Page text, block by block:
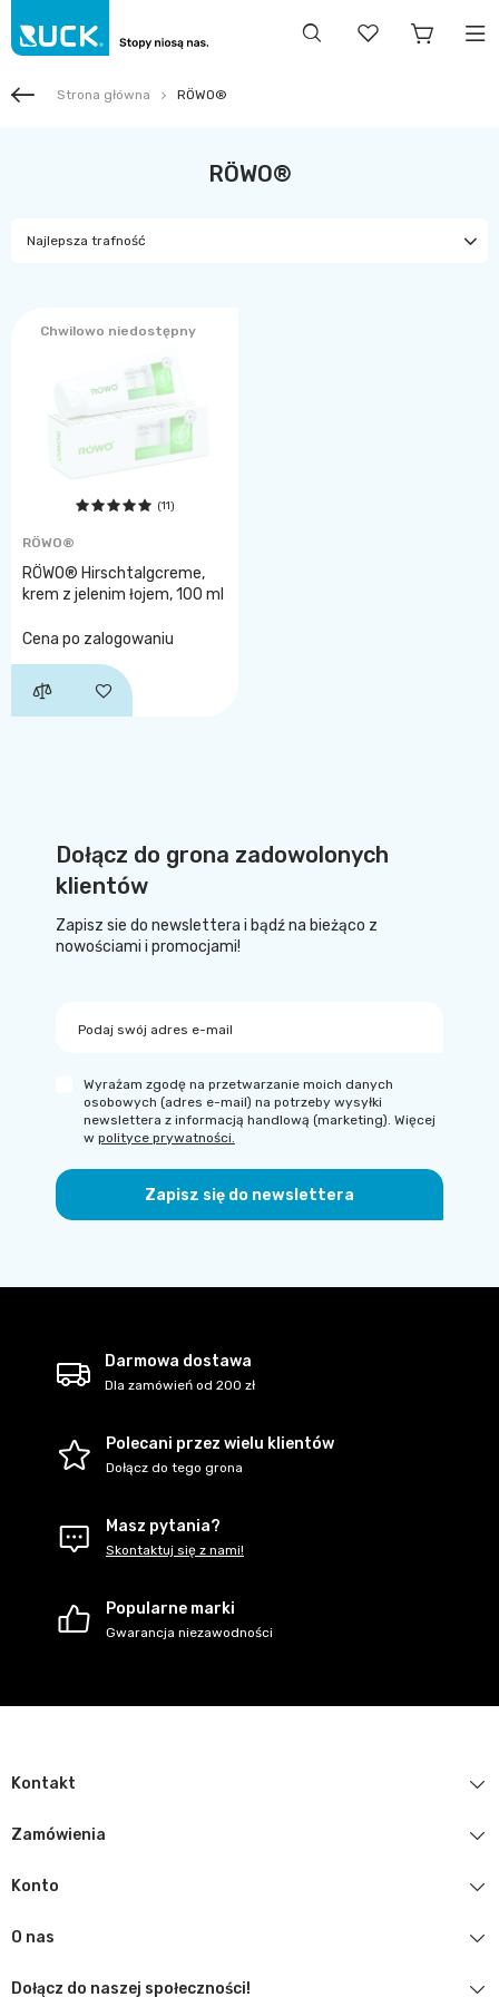
Strona główna RÖWO®
RÖWO®
Najlepsza trafność
Chwilowo niedostępny
(11)
RÖWO®
RÖWO® Hirschtalgcreme,
krem z jelenim łojem, 100 ml
Cena po zalogowaniu
Dołącz do grona zadowolonych
klientów
Zapisz sie do newslettera i bądź na bieżąco z
nowościami i promocjami!
Podaj swój adres e-mail
Zapisz się do newslettera
Wyrażam zgodę na przetwarzanie moich danych
osobowych (adres e-mail) na potrzeby wysyłki
newslettera z informacją handlową (marketing). Więcej
w polityce prywatności.
Darmowa dostawa
Dla zamówień od 200 zł
Polecani przez wielu klientów
Dołącz do tego grona
Masz pytania?
Skontaktuj się z nami!
Popularne marki
Gwarancja niezawodności
Kontakt
Zamówienia
Konto
O nas
Dołącz do naszej społeczności!